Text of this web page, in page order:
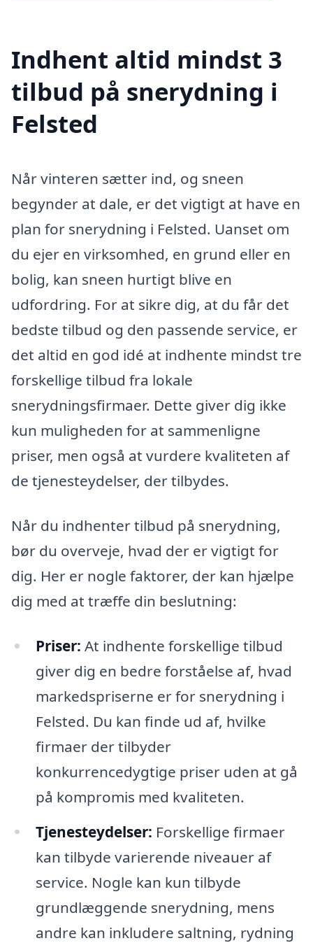
Indhent altid mindst 3
tilbud på snerydning i
Felsted
Når vinteren sætter ind, og sneen
begynder at dale, er det vigtigt at have en
plan for snerydning i Felsted. Uanset om
du ejer en virksomhed, en grund eller en
bolig, kan sneen hurtigt blive en
udfordring. For at sikre dig, at du får det
bedste tilbud og den passende service, er
det altid en god idé at indhente mindst tre
forskellige tilbud fra lokale
snerydningsfirmaer. Dette giver dig ikke
kun muligheden for at sammenligne
priser, men også at vurdere kvaliteten af
de tjenesteydelser, der tilbydes.
Når du indhenter tilbud på snerydning,
bør du overveje, hvad der er vigtigt for
dig. Her er nogle faktorer, der kan hjælpe
dig med at træffe din beslutning:
Priser: At indhente forskellige tilbud
giver dig en bedre forståelse af, hvad
markedspriserne er for snerydning i
Felsted. Du kan finde ud af, hvilke
firmaer der tilbyder
konkurrencedygtige priser uden at gå
på kompromis med kvaliteten.
Tjenesteydelser: Forskellige firmaer
kan tilbyde varierende niveauer af
service. Nogle kan kun tilbyde
grundlæggende snerydning, mens
andre kan inkludere saltning, rydning